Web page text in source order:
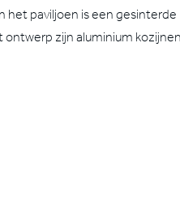
het paviljoen is een gesinterde
zijn aluminium